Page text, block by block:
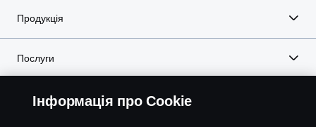
Продукція
Послуги
Про Scania
Інформація про Cookie